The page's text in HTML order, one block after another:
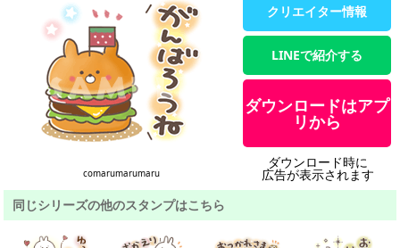
comarumarumaru
クリエイター情報
LINEで紹介する
ダウンロードはアプ
リから
ダウンロード時に
広告が表示されます
同じシリーズの他のスタンプはこちら